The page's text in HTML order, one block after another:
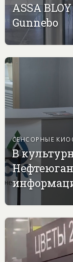
ASSA
Gunnebo
СЕНСОРНЫЕ
В